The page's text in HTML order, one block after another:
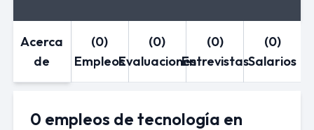
Acerca
de
(0)
Empleos
(0)
Evaluaciones
(0)
Entrevistas
(0)
Salarios
0 empleos de tecnología en